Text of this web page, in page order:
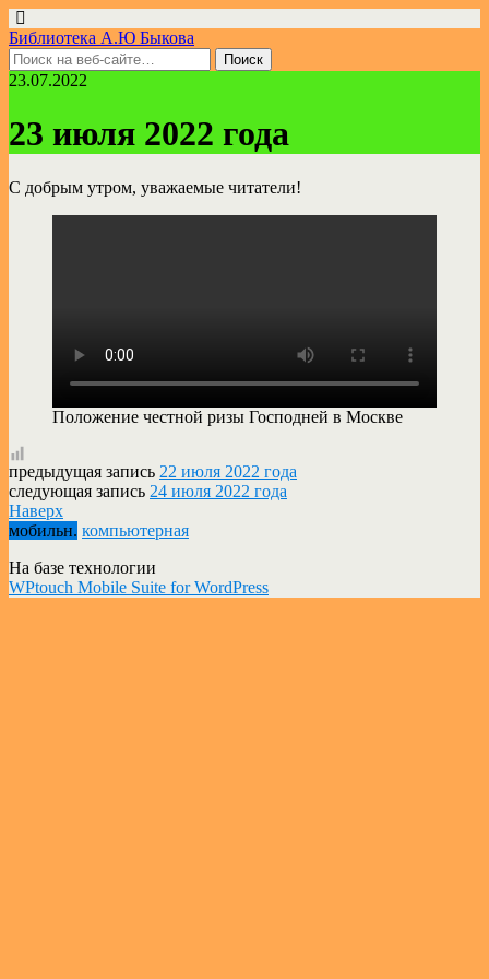
Библиотека А.Ю Быкова
23.07.2022
23 июля 2022 года
С добрым утром, уважаемые читатели!
Положение честной ризы Господней в Москве
предыдущая запись 22 июля 2022 года
следующая запись 24 июля 2022 года
Наверх
мобильн. компьютерная
На базе технологии
WPtouch Mobile Suite for WordPress